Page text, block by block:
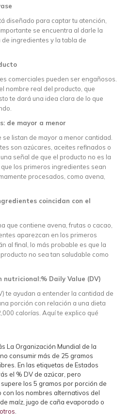
diseñado para captar tu atención,
se encuentra al darle la
ingredientes y la tabla de
comerciales pueden ser engañosos.
nombre real del producto, que
te dará una idea clara de lo que
de mayor a menor
listan de mayor a menor cantidad.
son azúcares, aceites refinados o
señal de que el producto no es la
los primeros ingredientes sean
procesados, como avena,
coincidan con el
que contiene avena, frutas o cacao,
aparezcan en los primeros
al final, lo más probable es que la
no sea tan saludable como
nutricional:% Daily Value (DV)
te ayudan a entender la cantidad de
porción con relación a una dieta
calorías. Aquí te explico qué
La Organización Mundial de la
consumir más de 25 gramos
En las etiquetas de Estados
el % DV de azúcar, pero
los 5 gramos por porción de
con los nombres alternativos del
maíz, jugo de caña evaporado o
otros